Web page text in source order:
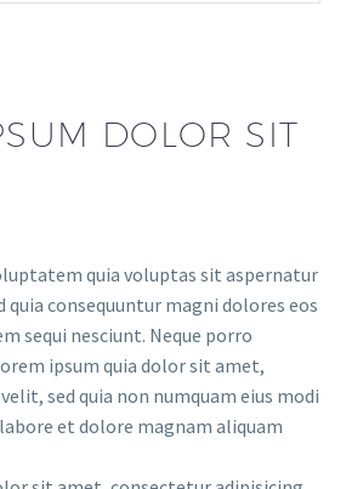
DOLOR SIT
quia voluptas sit aspernatur
consequuntur magni dolores eos
sequi nesciunt. Neque porro
ipsum quia dolor sit amet,
sed quia non numquam eius modi
et dolore magnam aliquam